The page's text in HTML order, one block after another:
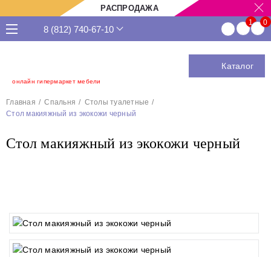
РАСПРОДАЖА
онлайн гипермаркет мебели
8 (812) 740-67-10
Каталог
Главная Спальня
Столы туалетные
Стол макияжный из экокожи черный
Стол макияжный из экокожи черный